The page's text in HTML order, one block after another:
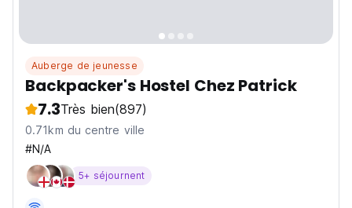
Auberge de jeunesse
Backpacker's Hostel Chez Patrick
7.3Très bien(897)
0.71km du centre ville
#N/A
5+ séjournent